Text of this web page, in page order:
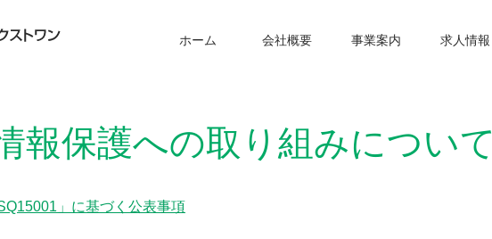
ホーム 会社概要 事業案内
求人情報
報保護への取り組みについて
」に基づく公表事項